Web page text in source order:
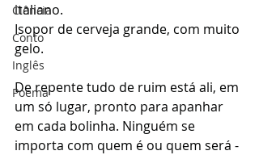
Ciência
Conto
Inglês
Poema
italiano.
Isopor de cerveja grande, com muito
gelo.
De repente tudo de ruim está ali, em
um só lugar, pronto para apanhar
em cada bolinha. Ninguém se
importa com quem é ou quem será -